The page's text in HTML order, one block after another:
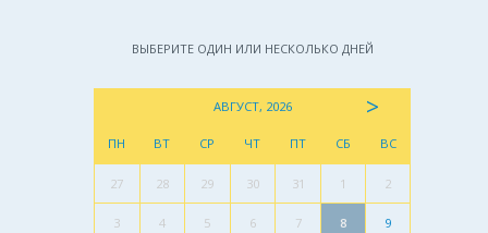
ВЫБЕРИТЕ ОДИН ИЛИ НЕСКОЛЬКО ДНЕЙ
АВГУСТ, 2026 >
ПН ВТ СР ЧТ ПТ СБ ВС
27 28 29 30 31 1 2
3 4 5 6 7 8 9